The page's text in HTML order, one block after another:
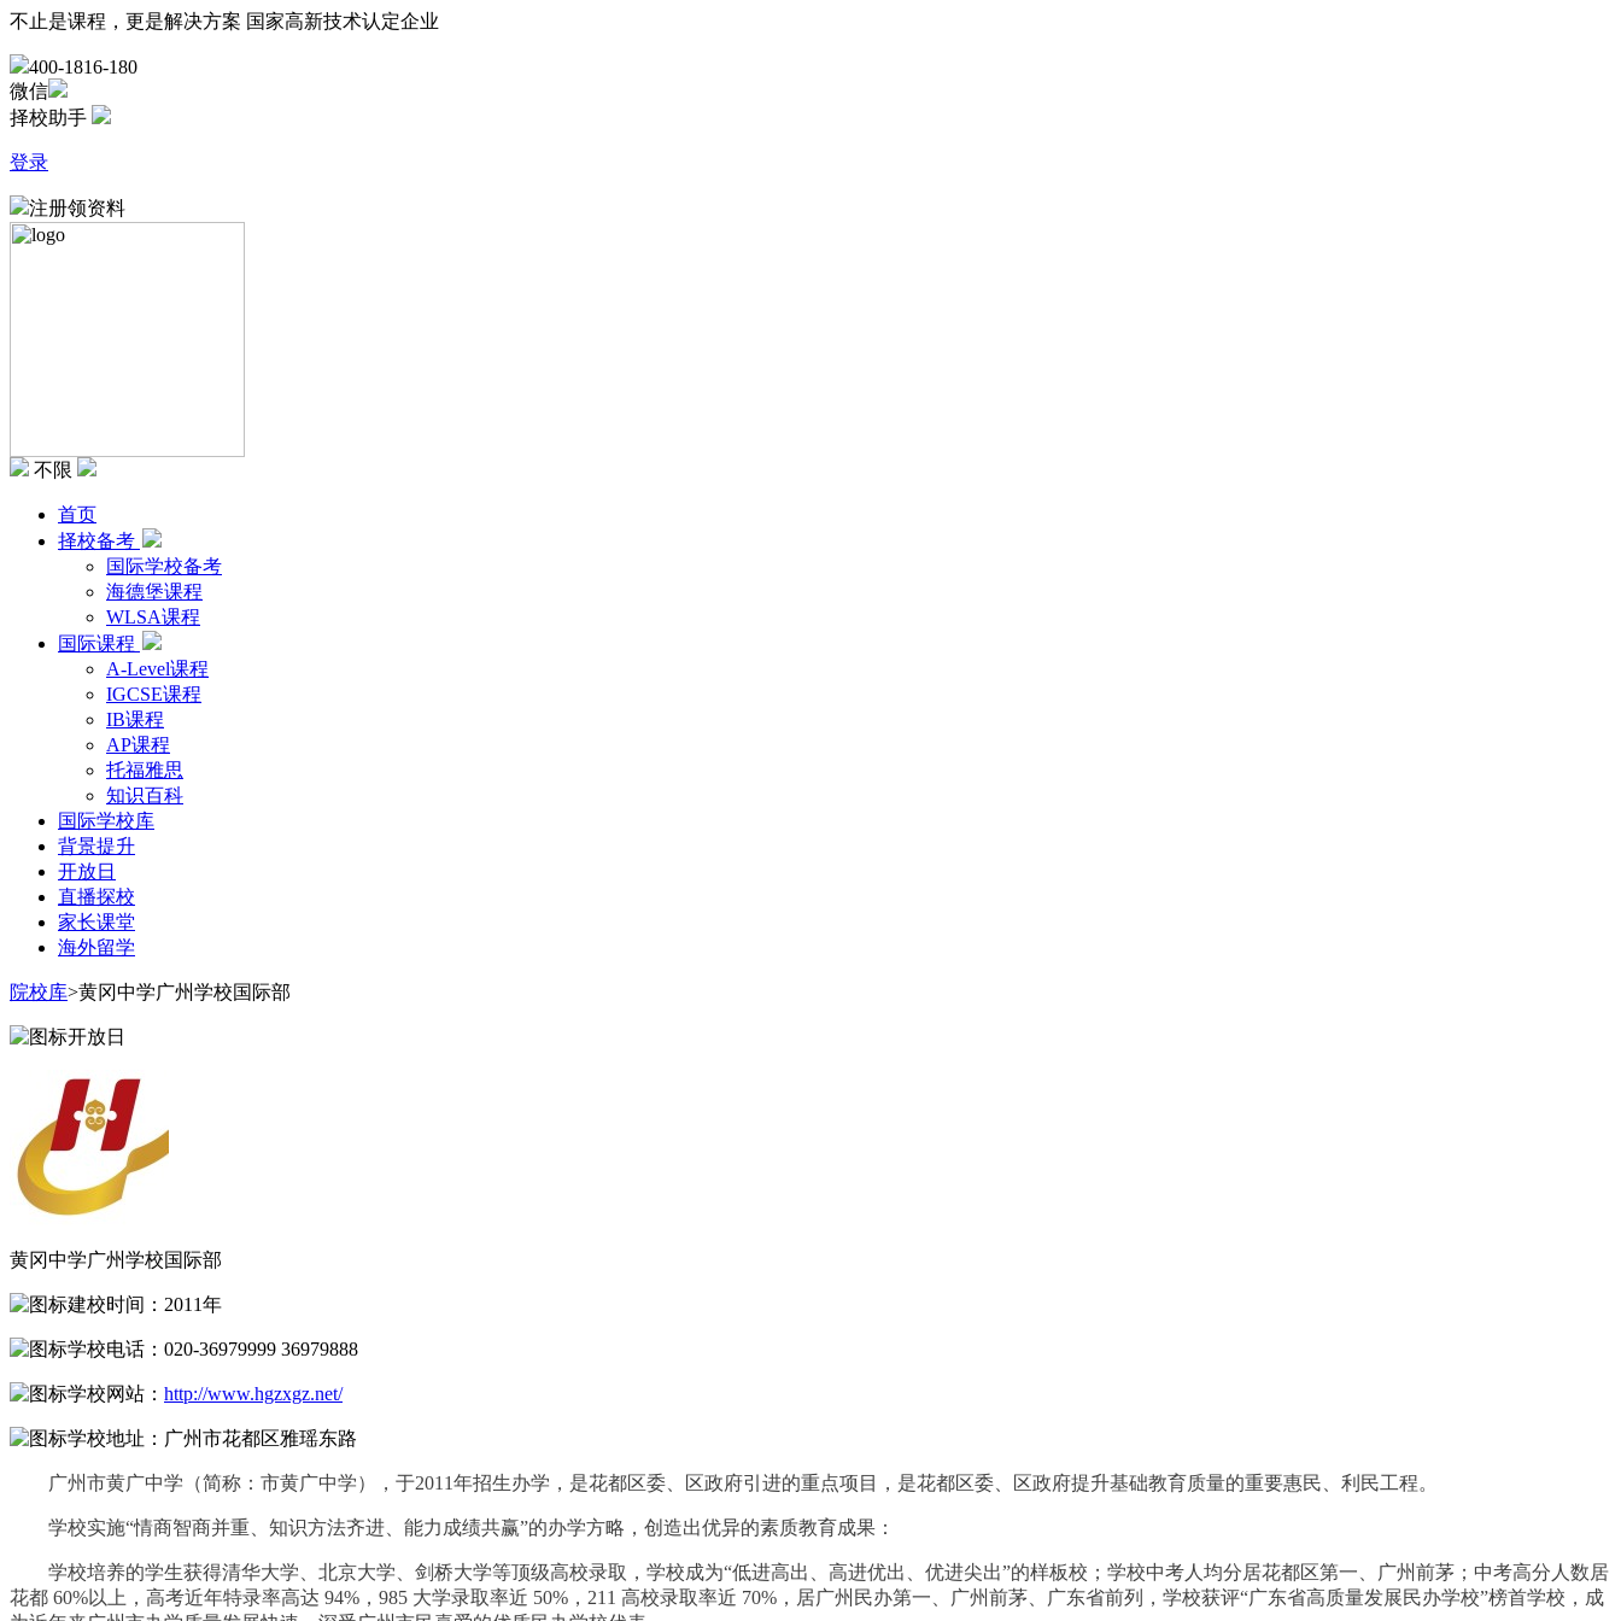
不止是课程，更是解决方案 国家高新技术认定企业
400-1816-180
微信
择校助手
登录
注册领资料
不限
首页
择校备考
国际学校备考
海德堡课程
WLSA课程
国际课程
A-Level课程
IGCSE课程
IB课程
AP课程
托福雅思
知识百科
国际学校库
背景提升
开放日
直播探校
家长课堂
海外留学
院校库>黄冈中学广州学校国际部
开放日
黄冈中学广州学校国际部
建校时间： 2011年
学校电话： 020-36979999 36979888
学校网站： http://www.hgzxgz.net/
学校地址： 广州市花都区雅瑶东路
广州市黄广中学（简称：市黄广中学），于2011年招生办学，是花都区委、区政府引进的重点项目，是花都区委、区政府提升基础教育质量的重要惠民、利民工程。
学校实施“情商智商并重、知识方法齐进、能力成绩共赢”的办学方略，创造出优异的素质教育成果：
学校培养的学生获得清华大学、北京大学、剑桥大学等顶级高校录取，学校成为“低进高出、高进优出、优进尖出”的样板校；学校中考人均分居花都区第一、广州前茅；中考高分人数居
花都 60%以上，高考近年特录率高达 94%，985 大学录取率近 50%，211 高校录取率近 70%，居广州民办第一、广州前茅、广东省前列，学校获评“广东省高质量发展民办学校”榜首学校，成